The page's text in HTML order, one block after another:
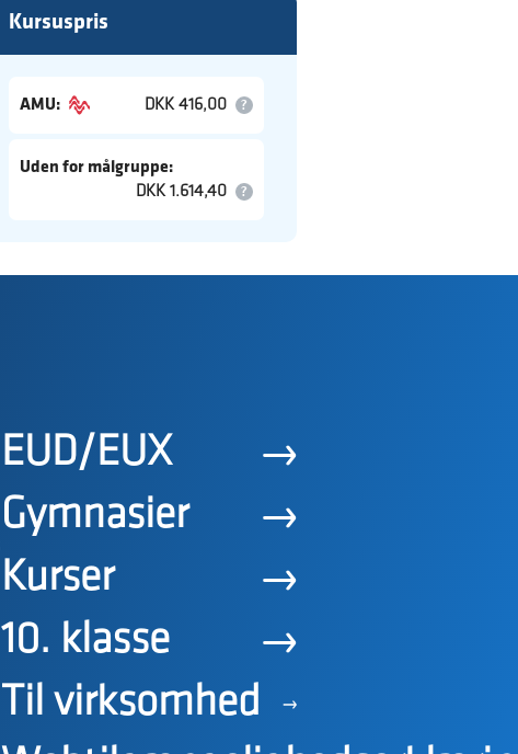
Kursuspris
AMU: DKK 416,00
Uden for målgruppe:
DKK 1.614,40
EUD/EUX
Gymnasier
Kurser
10. klasse
Til virksomhed